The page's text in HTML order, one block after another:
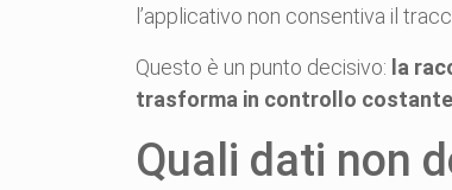
l’applicativo non consentiva il
Questo è un punto decisivo: la
trasforma in controllo
Quali dati non